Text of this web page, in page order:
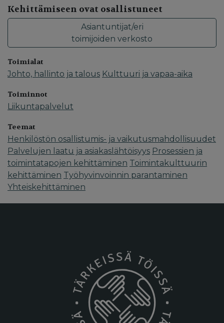
Kehittämiseen ovat osallistuneet
Asiantuntijat/eri
toimijoiden verkosto
Toimialat
Johto, hallinto ja talous Kulttuuri ja vapaa-aika
Toiminnot
Liikuntapalvelut
Teemat
Henkilöstön osallistumis- ja vaikutusmahdollisuudet
Palvelujen laatu ja asiakaslähtöisyys Prosessien ja
toimintatapojen kehittäminen Toimintakulttuurin
kehittäminen Työhyvinvoinnin parantaminen
Yhteiskehittäminen